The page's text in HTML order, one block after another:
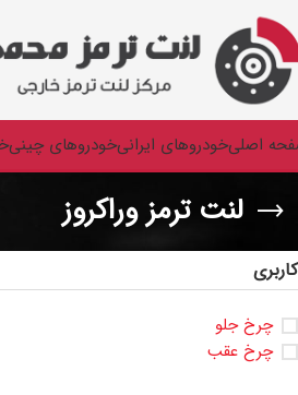
اصلیخودروهای ایرانیخودروهای چینی
لنت ترمز وراکروز
کاربری
چرخ جلو
چرخ عقب